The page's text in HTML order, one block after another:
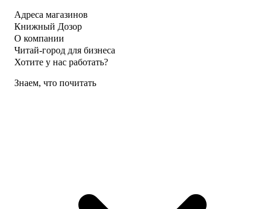
Адреса магазинов
Книжный Дозор
О компании
Читай-город для бизнеса
Хотите у нас работать?
Знаем, что почитать